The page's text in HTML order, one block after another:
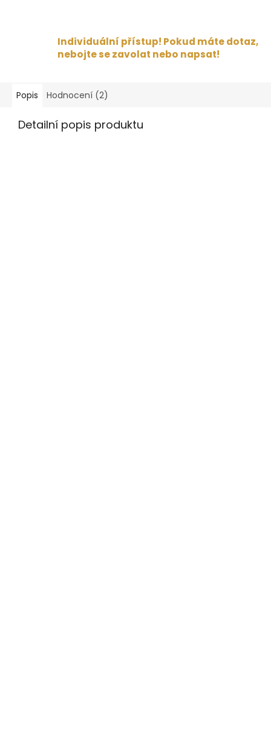
Individuální přístup! Pokud máte dotaz,
nebojte se zavolat nebo napsat!
Popis Hodnocení (2)
Detailní popis produktu